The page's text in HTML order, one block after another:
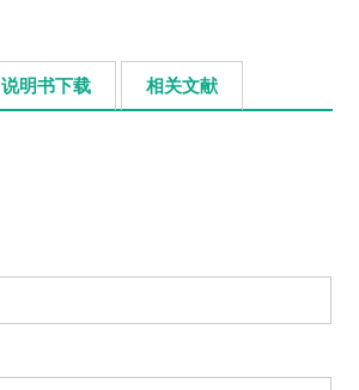
说明书下载 相关文献